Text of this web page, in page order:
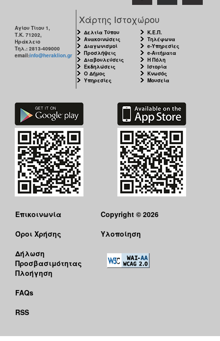
ΠΟΛΙΤΙΣΜΟΣ
ΑΝΘΕΚΤΙΚΗ
ΠΟΛΗ
Αγίου Τίτου 1,
Τ.Κ. 71202,
Ηράκλειο
Τηλ.: 2813-409000
email:info@heraklion.gr
Χάρτης Ιστοχώρου
Δελτία Τύπου
Ανακοινώσεις
Διαγωνισμοί
Προσλήψεις
Διαβουλεύσεις
Εκδηλώσεις
Ο Δήμος
Υπηρεσίες
Κ.Ε.Π.
Τηλέφωνα
e-Υπηρεσίες
e-Αιτήματα
Η Πόλη
Ιστορία
Κνωσός
Μουσεία
Επικοινωνία
Όροι Χρήσης
Δήλωση
Προσβασιμότητας
Πλοήγηση
FAQs
RSS
Copyright © 2026
Υλοποίηση